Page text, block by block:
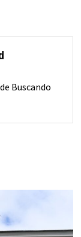
Buscando